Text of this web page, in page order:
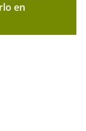
en